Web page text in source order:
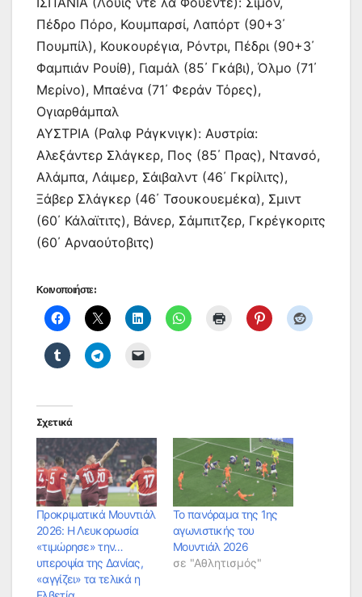
Πέδρο Πόρο, Κουμπαρσί, Λαπόρτ (90+3΄
Πουμπίλ), Κουκουρέγια, Ρόντρι, Πέδρι (90+3΄
Φαμπιάν Ρουίθ), Γιαμάλ (85΄ Γκάβι), Όλμο (71΄
Μερίνο), Μπαένα (71΄ Φεράν Τόρες),
Ογιαρθάμπαλ
ΑΥΣΤΡΙΑ (Ραλφ Ράγκνιγκ): Αυστρία:
Αλεξάντερ Σλάγκερ, Πος (85΄ Πρας), Ντανσό,
Αλάμπα, Λάιμερ, Σάιβαλντ (46΄ Γκρίλιτς),
Ξάβερ Σλάγκερ (46΄ Τσουκουεμέκα), Σμιντ
(60΄ Κάλαϊτιτς), Βάνερ, Σάμπιτζερ, Γκρέγκοριτς
(60΄ Αρναούτοβιτς)
Κοινοποιήστε:
Σχετικά
Προκριματικά Μουντιάλ
2026: Η Λευκορωσία
«τιμώρησε» την…
υπεροψία της Δανίας,
«αγγίζει» τα τελικά η
Το πανόραμα της 1ης
αγωνιστικής του
Μουντιάλ 2026
σε "Αθλητισμός"